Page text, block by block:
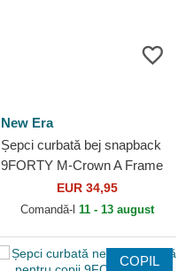
New Era
Șepci curbată bej snapback
9FORTY M-Crown A Frame
Fray de Las Vegas Raiders
NFL de New Era
EUR 34,95
Comandă-l 11 - 13 august
COPIL